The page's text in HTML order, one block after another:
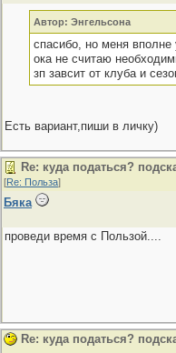
Автор: Энгельсона
спасибо, но меня вполне
ока не считаю
зп завсит от клуба и
Есть вариант,пиши в личку)
Re: куда податься?
[Re: Польза]
Бяка
проведи время с Пользой....
Re: куда податься?